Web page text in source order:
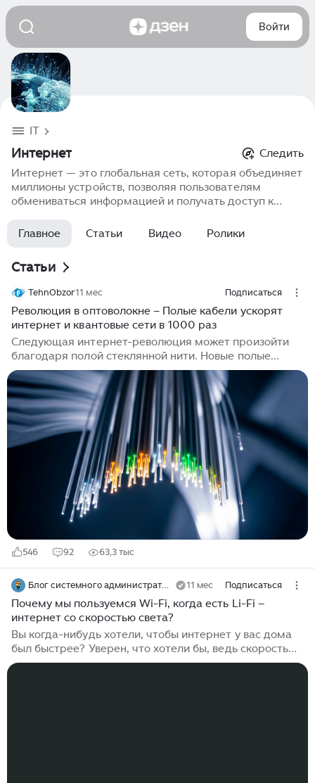
Войти
IT
Интернет
Следить
Интернет — это глобальная сеть, которая объединяет
миллионы устройств, позволяя пользователям
обмениваться информацией и получать доступ к
в себя разнообразные коммуникационные
технологии, такие как WWW (всемирная паутина),
интернет является неотъемлемой частью жизни,
предоставляя бизнесу и пользователям доступ к
неограниченным возможностям: от онлайн-обучения
до удаленной работы и шопинга. Одним из самых
важных аспектов работы в интернете является
обеспечение безопасности, включая защиту личных
данных и предотвращение кибератак.
Главное Статьи Видео Ролики
Статьи
TehnObzor11 мес Подписаться
Революция в оптоволокне – Полые кабели ускорят
интернет и квантовые сети в 1000 раз
Следующая интернет-революция может произойти
благодаря полой стеклянной нити. Новые полые
волокна направляют свет через воздух, что снижает
потери сигнала и обеспечивает более быструю и
эффективную передачу данных. Вместо сплошной
стеклянной сердцевины, которая преобладает в
современных интернет-кабелях, исследователи из
Саутгемптонского университета разработали
волокно, направляющее свет через крошечные,
заполненные воздухом каналы. Благодаря тому, что
сигналы распространяются по воздуху, а не по...
546 92 63,3 тыс
11 мес Подписаться
Почему мы пользуемся Wi-Fi, когда есть Li-Fi –
интернет со скоростью света?
Вы когда-нибудь хотели, чтобы интернет у вас дома
был быстрее? Уверен, что хотели бы, ведь скорость
интернета, она как деньги – в смысле, много не